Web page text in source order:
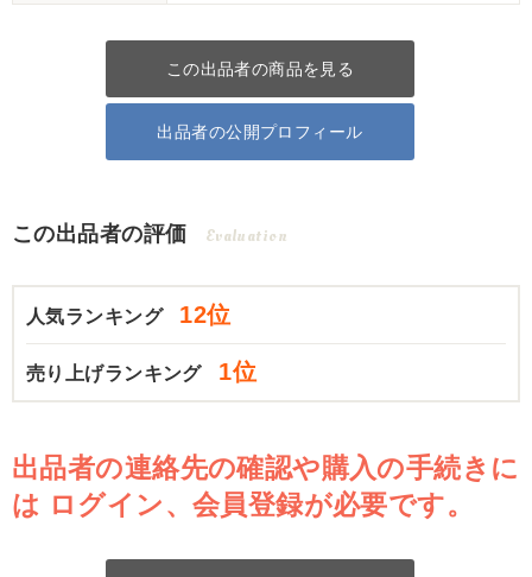
この出品者の商品を見る
出品者の公開プロフィール
この出品者の評価 Evaluation
人気ランキング 12位
売り上げランキング 1位
出品者の連絡先の確認や購入の手続きに
は ログイン、会員登録が必要です。